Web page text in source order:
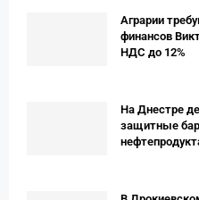
Аграрии
финансов
НДС до 12%
На Днестре
защитные